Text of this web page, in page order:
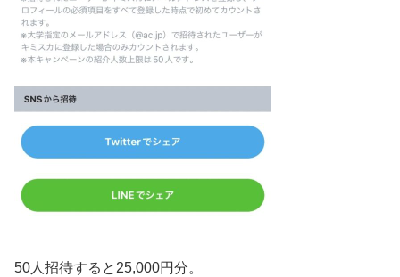
50人招待すると25,000円分。